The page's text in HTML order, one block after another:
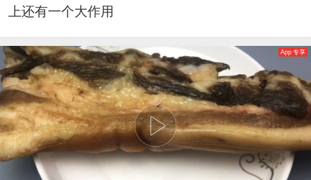
上还有一个大作用
App 专享